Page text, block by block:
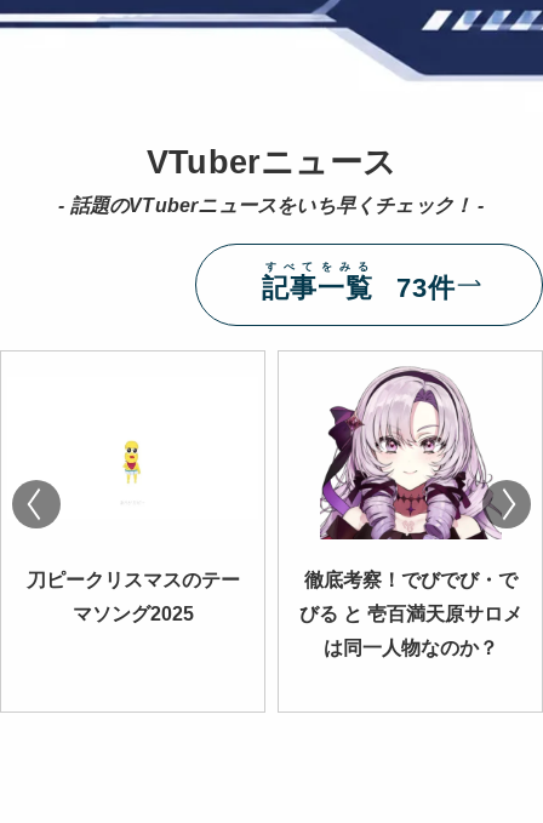
VTuberニュース
- 話題のVTuberニュースをいち早くチェック！ -
記事一覧
すべてをみる
73件
刀ピークリスマスのテー
マソング2025
徹底考察！でびでび・で
びる と 壱百満天原サロメ
は同一人物なのか？